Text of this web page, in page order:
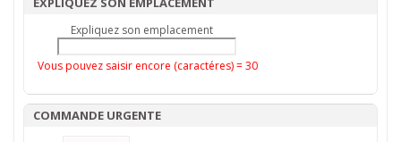
Expliquez son emplacement
Vous pouvez saisir encore (caractéres) =30
COMMANDE URGENTE